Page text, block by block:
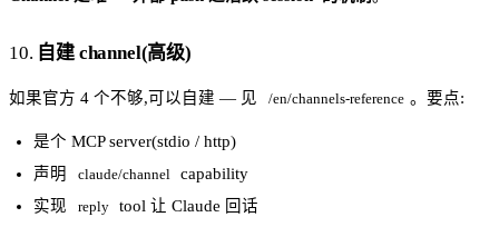
10. 自建 channel(高级)
如果官方 4 个不够,可以自建 — 见 /en/channels-reference 。要点:
是个 MCP server(stdio / http)
声明
claude/channel
capability
实现
reply
tool 让 Claude 回话